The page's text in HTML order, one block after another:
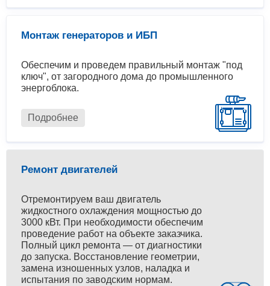
Монтаж генераторов и ИБП
Обеспечим и проведем правильный монтаж "под
ключ", от загородного дома до промышленного
энергоблока.
Подробнее
Ремонт двигателей
Отремонтируем ваш двигатель
жидкостного охлаждения мощностью до
3000 кВт. При необходимости обеспечим
проведение работ на объекте заказчика.
Полный цикл ремонта — от диагностики
до запуска. Восстановление геометрии,
замена изношенных узлов, наладка и
испытания по заводским нормам.